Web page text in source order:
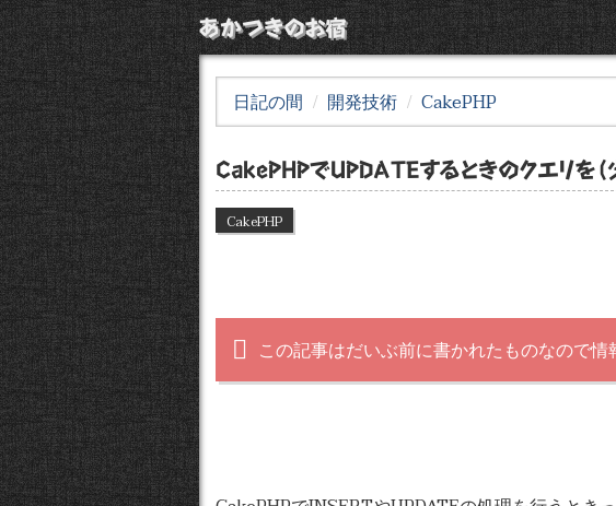
あかつきのお宿
日記の間 開発技術 CakePHP
CakePHPでUPDATEするときのクエリを（
CakePHP
この記事はだいぶ前に書かれたものなので